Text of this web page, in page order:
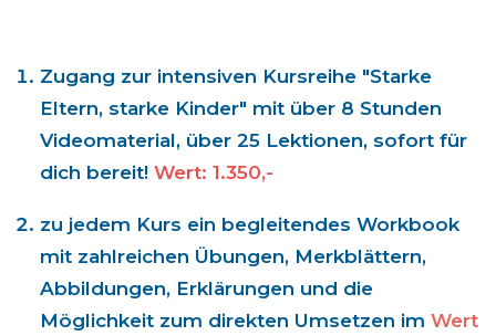
Zugang zur intensiven Kursreihe "Starke
Eltern, starke Kinder" mit über 8 Stunden
Videomaterial, über 25 Lektionen, sofort für
dich bereit! Wert: 1.350,-
zu jedem Kurs ein begleitendes Workbook
mit zahlreichen Übungen, Merkblättern,
Abbildungen, Erklärungen und die
Möglichkeit zum direkten Umsetzen im Wert